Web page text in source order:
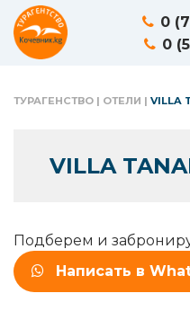
0
0
ТУРАГЕНСТВО | ОТЕЛИ | VILLA
VILLA
Подберем и
Написать в